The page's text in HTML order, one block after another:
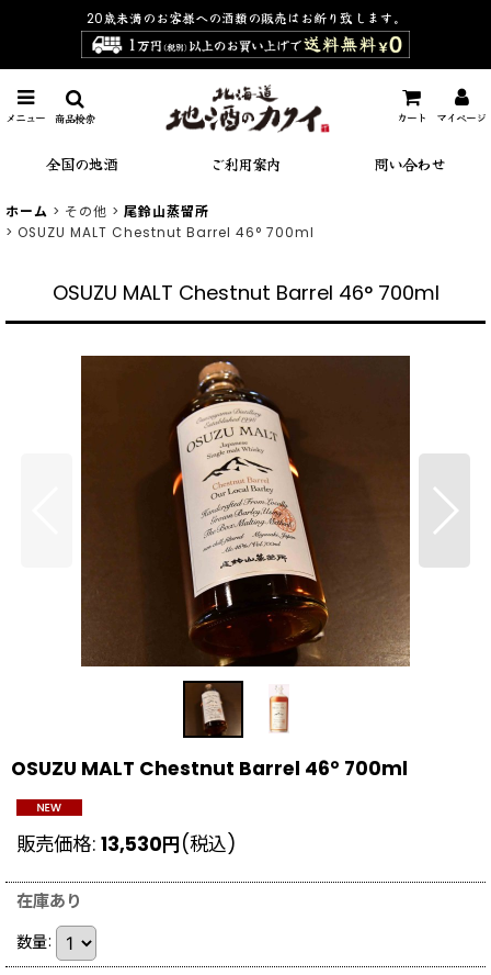
20歳未満のお客様への酒類の販売は お断り致します。
メニュー カート マイページ
全国の地酒 ご利用案内 問い合わせ
商品検索
ホーム > その他 > 尾鈴山蒸留所
> OSUZU MALT Chestnut Barrel 46° 700ml
OSUZU MALT Chestnut Barrel 46° 700ml
OSUZU MALT Chestnut Barrel 46° 700ml
販売価格: 13,530円(税込)
在庫あり
数量: